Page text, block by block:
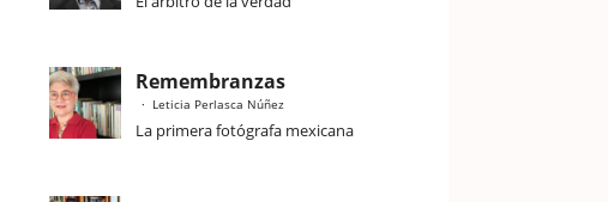
Remembranzas
Leticia Perlasca Núñez
La primera fotógrafa mexicana